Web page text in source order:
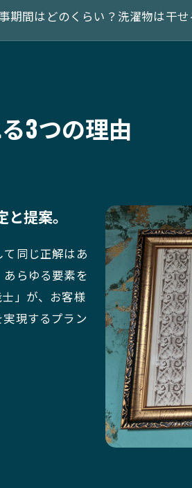
期間はどのくらい？洗濯物は干
3つの理由
提案。
同じ正解はあ
らゆる要素を
」が、お客様
現するプラン